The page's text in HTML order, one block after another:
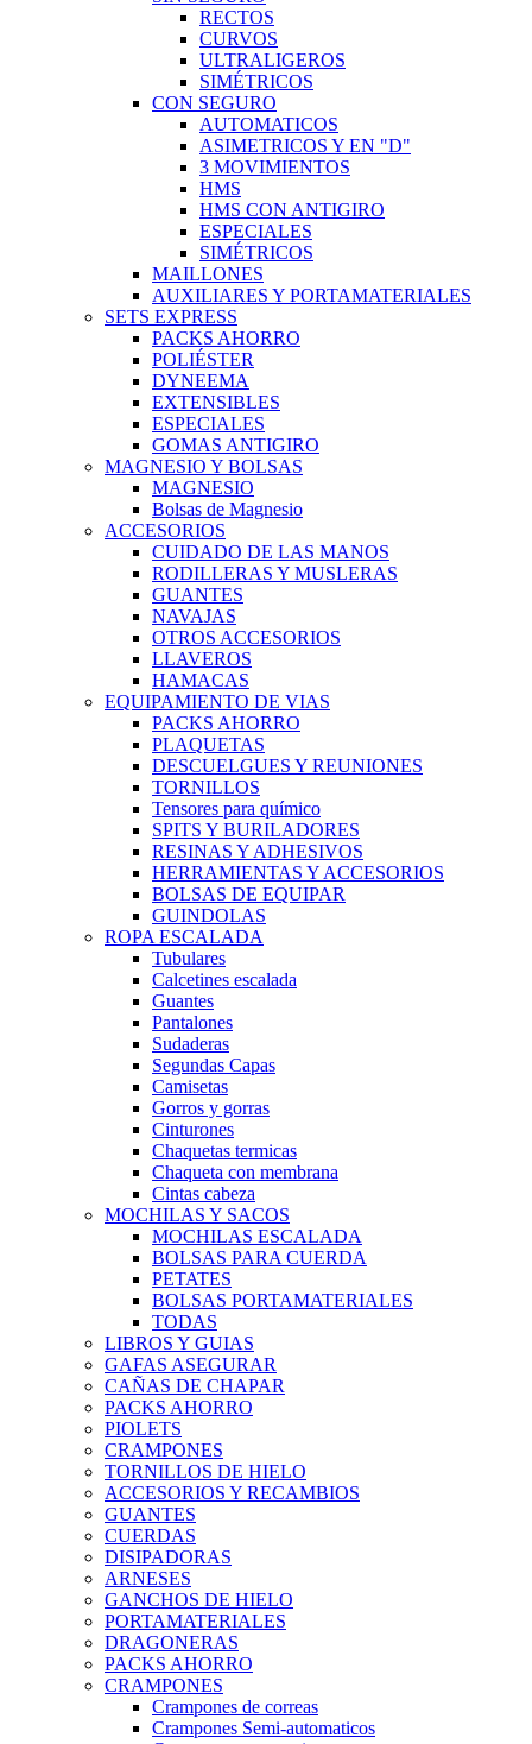
RECTOS
CURVOS
ULTRALIGEROS
SIMÉTRICOS
CON SEGURO
AUTOMATICOS
ASIMETRICOS Y EN "D"
3 MOVIMIENTOS
HMS
HMS CON ANTIGIRO
ESPECIALES
SIMÉTRICOS
MAILLONES
AUXILIARES Y PORTAMATERIALES
SETS EXPRESS
PACKS AHORRO
POLIÉSTER
DYNEEMA
EXTENSIBLES
ESPECIALES
GOMAS ANTIGIRO
MAGNESIO Y BOLSAS
MAGNESIO
Bolsas de Magnesio
ACCESORIOS
CUIDADO DE LAS MANOS
RODILLERAS Y MUSLERAS
GUANTES
NAVAJAS
OTROS ACCESORIOS
LLAVEROS
HAMACAS
EQUIPAMIENTO DE VIAS
PACKS AHORRO
PLAQUETAS
DESCUELGUES Y REUNIONES
TORNILLOS
Tensores para químico
SPITS Y BURILADORES
RESINAS Y ADHESIVOS
HERRAMIENTAS Y ACCESORIOS
BOLSAS DE EQUIPAR
GUINDOLAS
ROPA ESCALADA
Tubulares
Calcetines escalada
Guantes
Pantalones
Sudaderas
Segundas Capas
Camisetas
Gorros y gorras
Cinturones
Chaquetas termicas
Chaqueta con membrana
Cintas cabeza
MOCHILAS Y SACOS
MOCHILAS ESCALADA
BOLSAS PARA CUERDA
PETATES
BOLSAS PORTAMATERIALES
TODAS
LIBROS Y GUIAS
GAFAS ASEGURAR
CAÑAS DE CHAPAR
PACKS AHORRO
PIOLETS
CRAMPONES
TORNILLOS DE HIELO
ACCESORIOS Y RECAMBIOS
GUANTES
CUERDAS
DISIPADORAS
ARNESES
GANCHOS DE HIELO
PORTAMATERIALES
DRAGONERAS
PACKS AHORRO
CRAMPONES
Crampones de correas
Crampones Semi-automaticos